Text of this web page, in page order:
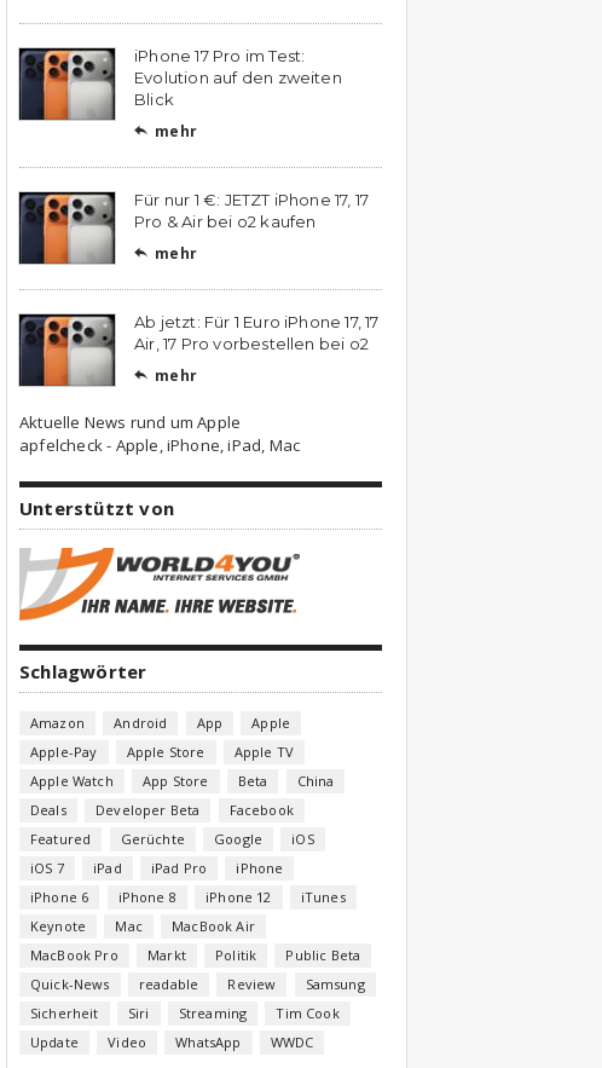
iPhone 17 Pro im Test:
Evolution auf den zweiten
Blick
 mehr
Für nur 1 €: JETZT iPhone 17, 17
Pro & Air bei o2 kaufen
 mehr
Ab jetzt: Für 1 Euro iPhone 17, 17
Air, 17 Pro vorbestellen bei o2
 mehr
Aktuelle News rund um Apple
apfelcheck - Apple, iPhone, iPad, Mac
Unterstützt von
Schlagwörter
Amazon Android App
Apple
Apple-Pay
Apple Store
Apple TV
Apple Watch
App Store Beta
China
Deals
Developer Beta
Facebook
Featured
Gerüchte Google
iOS
iOS 7
iPad iPad Pro
iPhone
iPhone 6
iPhone 8 iPhone 12
iTunes
Keynote
Mac
MacBook Air
MacBook Pro
Markt Politik
Public Beta
Quick-News
readable Review
Samsung
Sicherheit
Siri Streaming
Tim Cook
Update
Video WhatsApp WWDC